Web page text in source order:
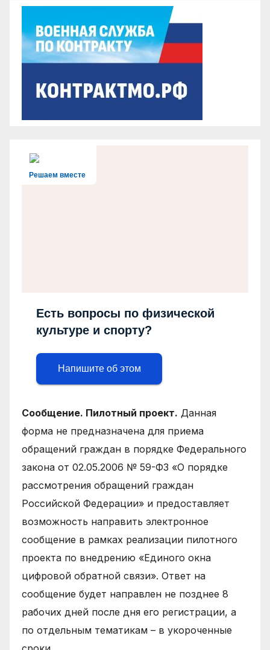
Решаем вместе
Есть вопросы по физической
культуре и спорту?
Напишите об этом
Сообщение. Пилотный проект. Данная
форма не предназначена для приема
обращений граждан в порядке Федерального
закона от 02.05.2006 № 59-ФЗ «О порядке
рассмотрения обращений граждан
Российской Федерации» и предоставляет
возможность направить электронное
сообщение в рамках реализации пилотного
проекта по внедрению «Единого окна
цифровой обратной связи». Ответ на
сообщение будет направлен не позднее 8
рабочих дней после дня его регистрации, а
по отдельным тематикам – в укороченные